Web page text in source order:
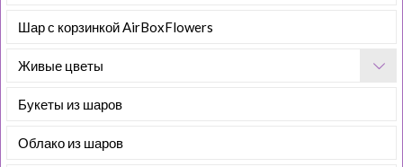
Шар с корзинкой AirBoxFlowers
Живые цветы
Букеты из шаров
Облако из шаров